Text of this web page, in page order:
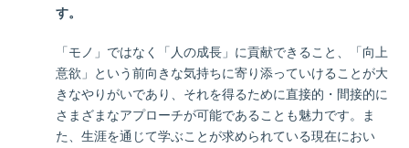
す。
「モノ」ではなく「人の成長」に貢献できること、「向上
意欲」という前向きな気持ちに寄り添っていけることが大
きなやりがいであり、それを得るために直接的・間接的に
さまざまなアプローチが可能であることも魅力です。ま
た、生涯を通じて学ぶことが求められている現在におい